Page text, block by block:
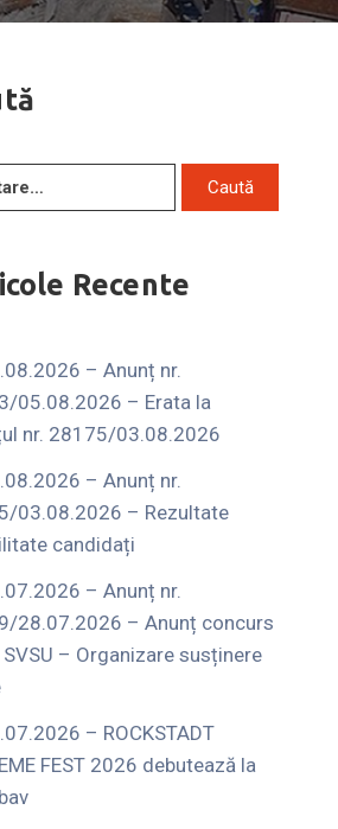
Recente
– Anunț nr.
05.08.2026 – Erata la
nr. 28175/03.08.2026
– Anunț nr.
03.08.2026 – Rezultate
candidați
– Anunț nr.
28.07.2026 – Anunț concurs
– Organizare susținere
– ROCKSTADT
FEST 2026 debutează la